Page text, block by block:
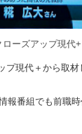
ローズアップ現代+
プ現代＋から取材
報番組でも前職